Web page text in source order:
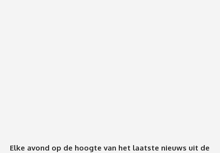
Elke avond op de hoogte van het laatste nieuws uit de